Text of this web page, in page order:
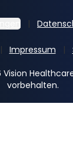
Impressum
vorbehalten.